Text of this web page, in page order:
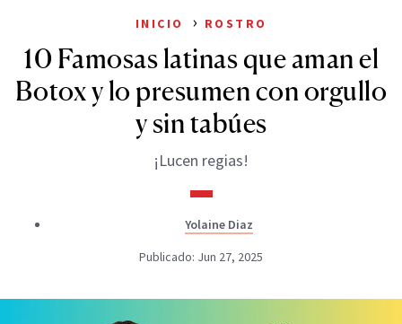
INICIO › ROSTRO
10 Famosas latinas que aman el
Botox y lo presumen con orgullo
y sin tabúes
¡Lucen regias!
Yolaine Diaz
Publicado: Jun 27, 2025